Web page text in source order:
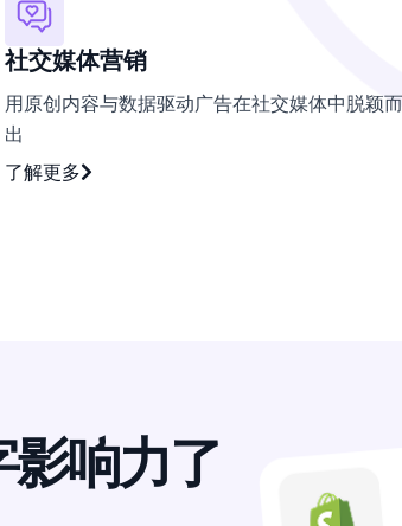
社交媒体营销
用原创内容与数据驱动广告在社交媒体中脱颖而
出
了解更多
影响力了